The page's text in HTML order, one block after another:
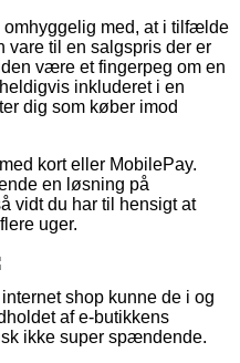
med, at i tilfælde
vare til en salgspris der er
være et fingerpeg om en
inkluderet i en
dig som køber imod
kort eller MobilePay.
en løsning på
vidt du har til hensigt at
uger.
shop kunne de i og
af e-butikkens
ikke super spændende.